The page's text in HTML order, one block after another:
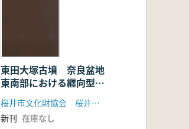
東田大塚古墳 奈良盆地
東南部における纒向型前
方後円墳の調査
桜井市文化財協会 桜井市立埋蔵文化財センター
新刊 在庫なし